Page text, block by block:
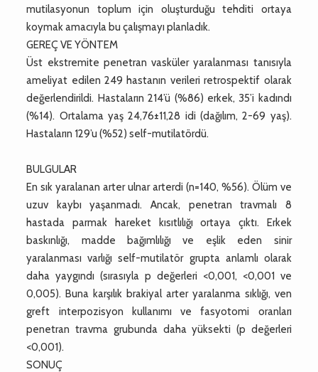
mutilasyonun toplum için oluşturduğu tehditi ortaya
koymak amacıyla bu çalışmayı planladık.
GEREÇ VE YÖNTEM
Üst ekstremite penetran vasküler yaralanması tanısıyla
ameliyat edilen 249 hastanın verileri retrospektif olarak
değerlendirildi. Hastaların 214’ü (%86) erkek, 35’i kadındı
(%14). Ortalama yaş 24,76±11,28 idi (dağılım, 2-69 yaş).
Hastaların 129’u (%52) self-mutilatördü.
BULGULAR
En sık yaralanan arter ulnar arterdi (n=140, %56). Ölüm ve
uzuv kaybı yaşanmadı. Ancak, penetran travmalı 8
hastada parmak hareket kısıtlılığı ortaya çıktı. Erkek
baskınlığı, madde bağımlılığı ve eşlik eden sinir
yaralanması varlığı self-mutilatör grupta anlamlı olarak
daha yaygındı (sırasıyla p değerleri <0,001, <0,001 ve
0,005). Buna karşılık brakiyal arter yaralanma sıklığı, ven
greft interpozisyon kullanımı ve fasyotomi oranları
penetran travma grubunda daha yüksekti (p değerleri
<0,001).
SONUÇ